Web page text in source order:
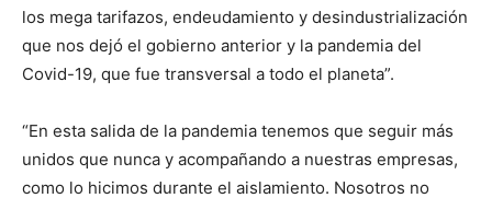
los mega tarifazos, endeudamiento y desindustrialización
que nos dejó el gobierno anterior y la pandemia del
Covid-19, que fue transversal a todo el planeta”.
“En esta salida de la pandemia tenemos que seguir más
unidos que nunca y acompañando a nuestras empresas,
como lo hicimos durante el aislamiento. Nosotros no